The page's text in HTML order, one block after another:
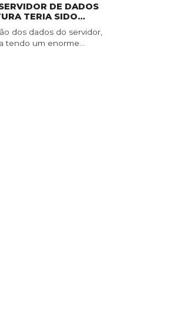
DE DADOS
TERIA SIDO
dos dados do servidor,
tendo um enorme